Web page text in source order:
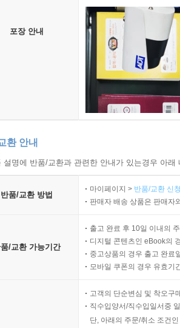
포장 안내
환 안내
명에 반품/교환과 관련한 안내가 있는경우 아
반품/교환 방법
마이페이지 > 반품/교환 신
판매자 배송 상품은 판매자
/교환 가능기간
출고 완료 후 10일 이내의
디지털 콘텐츠인 eBook의
중고상품의 경우 출고 완료
모바일 쿠폰의 경우 유효기
고객의 단순변심 및 착오구
직수입양서/직수입일서중
단, 아래의 주문/취소 조건